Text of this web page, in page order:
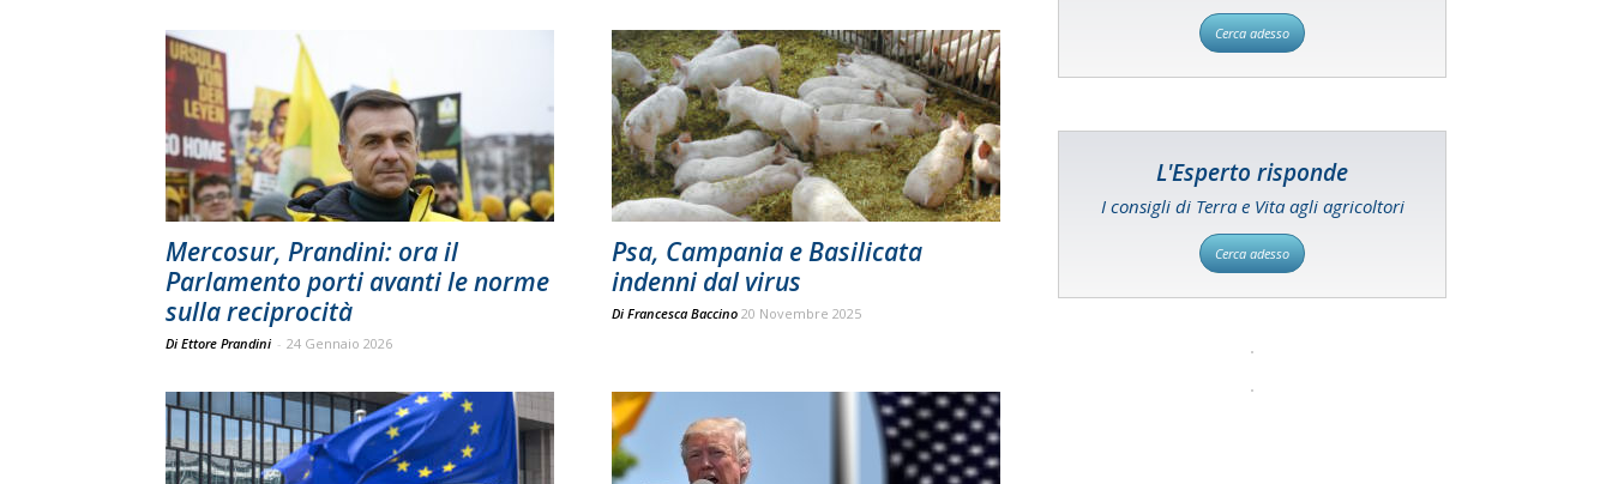
Mercosur, Prandini: ora il
Parlamento porti avanti le norme
sulla reciprocità
Di Ettore Prandini - 24 Gennaio 2026
Psa, Campania e Basilicata
indenni dal virus
Di Francesca Baccino 20 Novembre 2025
Cerca adesso
L'Esperto risponde
I consigli di Terra e Vita agli agricoltori
Cerca adesso